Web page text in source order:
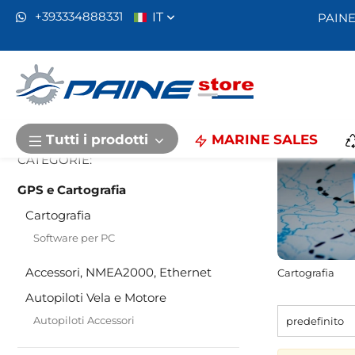
+393334888331 IT
Tutti i prodotti MARINE SALES
Home Actisense GPS e Cartografia
CATEGORIE:
GPS e Cartografia
Cartografia
Software per PC
Accessori, NMEA2000, Ethernet
Autopiloti Vela e Motore
Autopiloti Accessori
B&G
9"
Bravi
prodotti…
Cartografia
predefinito